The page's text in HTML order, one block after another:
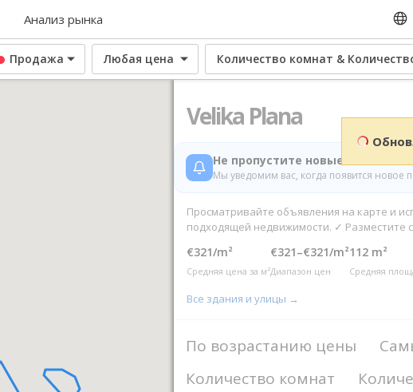
Анализ рынка
Продажа Любая цена Количество комнат &
Velika Plana
Не пропустите новые объявления
Мы уведомим вас, когда появится новое
Просматривайте объявления на карте и
подходящей недвижимости. ✓ Разместите
€321/m²
Средняя цена за м²
€321–€321/m²
Диапазон цен
112 m²
Средняя
Все здания и улицы →
По возрастанию цены
Количество комнат